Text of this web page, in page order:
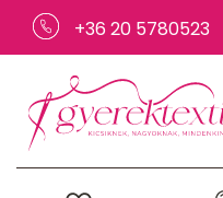
+36 20 5780523